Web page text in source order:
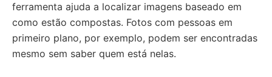
ferramenta ajuda a localizar imagens baseado em
como estão compostas. Fotos com pessoas em
primeiro plano, por exemplo, podem ser encontradas
mesmo sem saber quem está nelas.